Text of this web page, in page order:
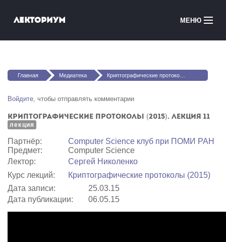
Лекториум МЕНЮ
Медиатека
Courses in English
Войти
Вы здесь
Главная Медиатека Криптографические протоколы (2015). Лекция 11
Войдите, чтобы отправлять комментарии
Криптографические протоколы (2015). Лекция 11
лекция
Партнёр:
Computer Science клуб при ПОМИ РАН
Предмет:
Computer Science
Лектор:
Сергей Николенко
Курс лекций:
Криптографические протоколы (2015)
Дата записи:
25.03.15
Дата публикации:
06.05.15